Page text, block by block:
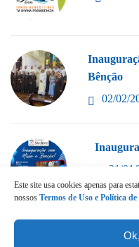
Este site usa cookies apenas para
nossos Termos de Uso e Política
Bênção
02/02/
21/
Colégio